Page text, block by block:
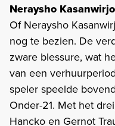
Neraysho Kasanwirjo
Of Neraysho
nog te bezien. De
zware blessure, wat
van een
speler speelde
Onder-21. Met het
Hancko en Gernot